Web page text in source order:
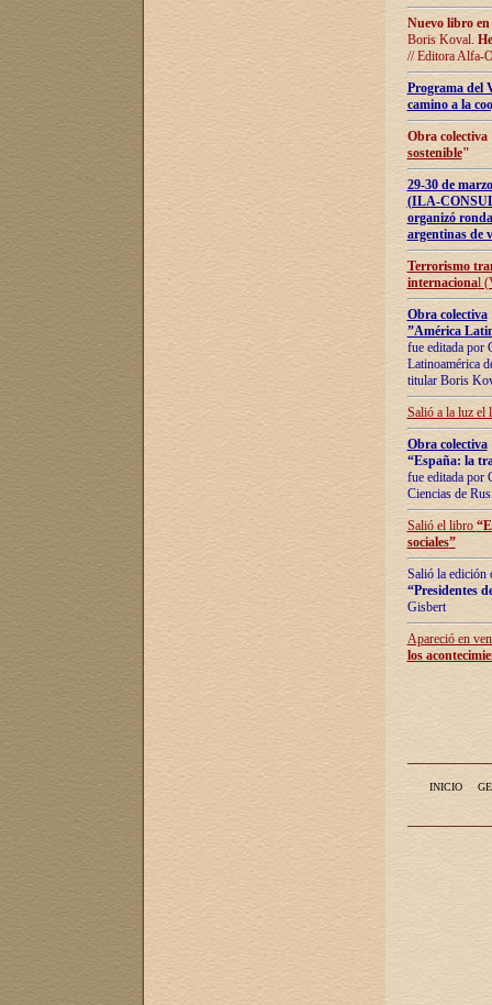
Nuevo libro
Boris Koval.
// Editora Alfa-
Programa del
camino a la
Obra
sostenible"
29-30 de
(ILA-
organizó
argentinas de
Terrorismo
internacional
Obra colectiva
”América
fue editada por
Latinoamérica
titular Boris
Salió a la luz el
Obra colectiva
“España: la
fue editada por
Ciencias de
Salió el libro “
sociales”
Salió la edición
“Presidentes
Gisbert
Apareció en
los
INICIO